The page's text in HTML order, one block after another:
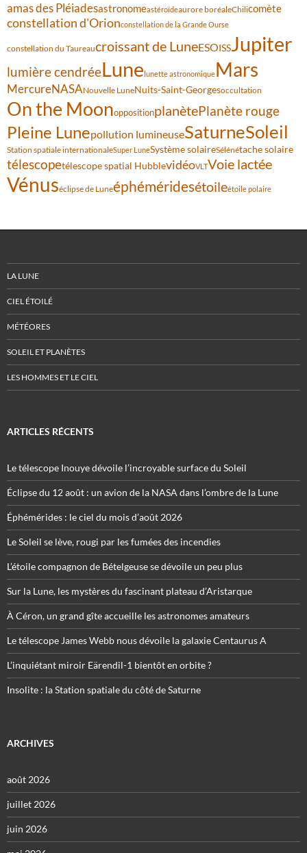
amas des Pléiadesastronomeastéroïdeaurore boréaleChilicomète
constellation d'Orionconstellation de la Grande Ourse
constellation du Taureaucroissant de LuneESOISSJupiter
lumière cendréeLune lunette astronomiqueMars
MercureNASANouvelle LuneNuits-Saint-Georgesoccultation
On the MoonoppositionplanètePlanète rouge
Pleine Lunepollution lumineuseSaturneSoleil
Station spatiale internationaleSuper LuneSystème solaireSélénétache solaire
télescopetélescope spatial HubblevidéoVLTVoie lactée
Vénuséclipse de Luneéphéméridesétoileétoile polaire
LA LUNE
CIEL ÉTOILÉ
MÉTÉORES
SOLEIL ET PLANÈTES
LES HOMMES ET LE CIEL
ARTICLES RÉCENTS
Le télescope Inouye dévoile l’incroyable surface du Soleil
Éclipse du 12 août : un avion de la NASA dans l’ombre de la Lune
Éphémérides : le ciel du mois d’août 2026
Le Soleil se lève, rougi par les fumées des incendies
L’étoile compagnon de Bételgeuse se dévoile un peu plus
Sur la Lune, les mystères du fascinant plateau d’Aristarque
À Céron, un grand gîte accueille les astronomes amateurs
Le télescope James Webb nous dévoile la galaxie Centaurus A
L’inquiétant miroir Eärendil-1 bientôt en orbite ?
Insolite : la Station spatiale du côté de Saturne
ARCHIVES
août 2026
juillet 2026
juin 2026